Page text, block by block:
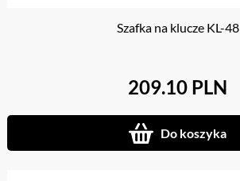
Szafka na klucze KL-48
209.10 PLN
Do koszyka